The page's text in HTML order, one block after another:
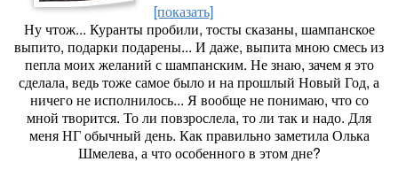
[показать]
Ну чтож... Куранты пробили, тосты сказаны, шампанское
выпито, подарки подарены... И даже, выпита мною смесь из
пепла моих желаний с шампанским. Не знаю, зачем я это
сделала, ведь тоже самое было и на прошлый Новый Год, а
ничего не исполнилось... Я вообще не понимаю, что со
мной творится. То ли повзрослела, то ли так и надо. Для
меня НГ обычный день. Как правильно заметила Олька
Шмелева, а что особенного в этом дне?